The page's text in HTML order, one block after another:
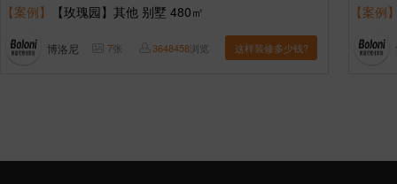
【案例】 【玫瑰园】其他 别墅 480㎡
博洛尼 7张 3648458浏览 这样装修多少钱?
【案例